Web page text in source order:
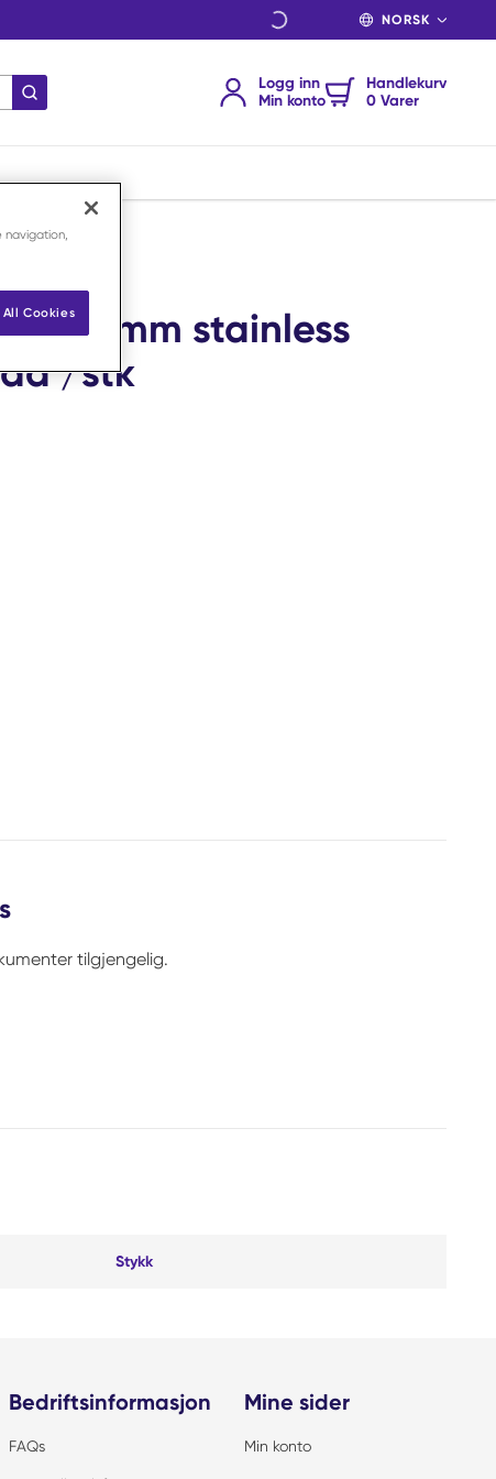
SPRÅK
send søk
Logg inn
Min konto
Handlekurv
0 Varer
mm stainless
/stk
tilgjengelig.
Stykk
Bedriftsinformasjon
FAQs
Mine sider
Min konto
navigation,
Cookies